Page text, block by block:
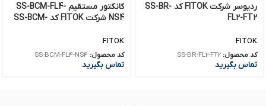
ردیوسر شرکت FITOK کد SS-BR-
FL2-FT2
FITOK
کد محصول: SS-BR-FL2-FT2
تماس بگیرید
کانکتور مستقیم SS-BCM-FL4-
NS4 شرکت FITOK کد SS-BCM-
FITOK
کد محصول: SS-BCM-FL4-NS4
تماس بگیرید